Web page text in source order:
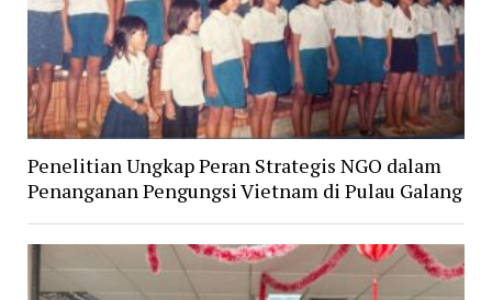
Penelitian Ungkap Peran Strategis NGO dalam
Penanganan Pengungsi Vietnam di Pulau Galang